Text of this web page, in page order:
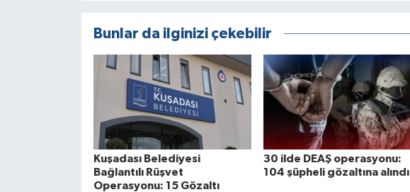
Bunlar da ilginizi çekebilir
Kuşadası Belediyesi
Bağlantılı Rüşvet
Operasyonu: 15 Gözaltı
30 ilde DEAŞ operasyonu:
104 şüpheli gözaltına alındı